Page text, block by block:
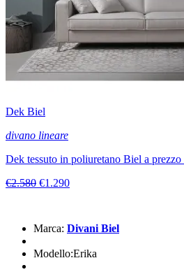
Dek Biel
divano lineare
Dek tessuto in poliuretano Biel a
€2.580 €1.290
Marca: Divani Biel
Modello:Erika